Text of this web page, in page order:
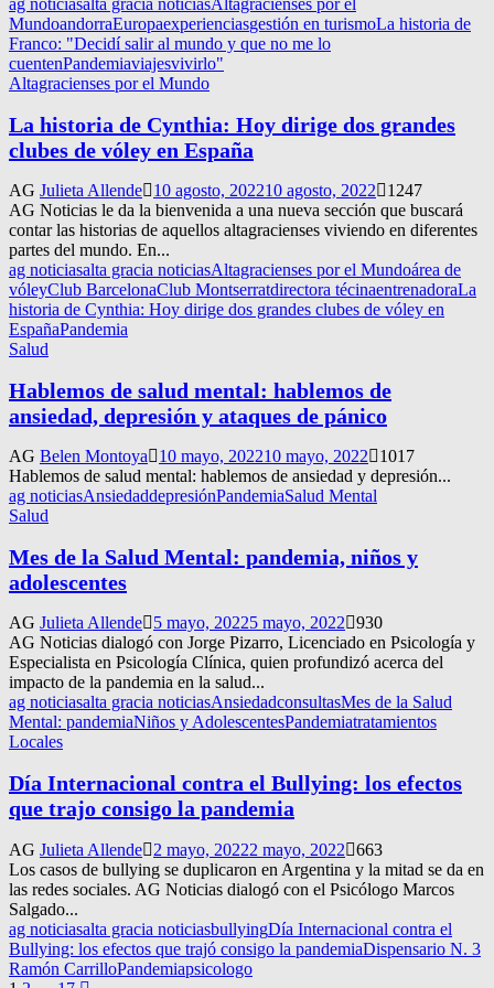
ag noticiasalta gracia noticiasAltagracienses por el
MundoandorraEuropaexperienciasgestión en turismoLa historia de
Franco: "Decidí salir al mundo y que no me lo
cuentenPandemiaviajesvivirlo"
Altagracienses por el Mundo
La historia de Cynthia: Hoy dirige dos grandes
clubes de vóley en España
AG Julieta Allende 10 agosto, 202210 agosto, 2022
1247
AG Noticias le da la bienvenida a una nueva sección que buscará
contar las historias de aquellos altagracienses viviendo en diferentes
partes del mundo. En...
ag noticiasalta gracia noticiasAltagracienses por el Mundoárea de
vóleyClub BarcelonaClub Montserratdirectora técinaentrenadoraLa
historia de Cynthia: Hoy dirige dos grandes clubes de vóley en
EspañaPandemia
Salud
Hablemos de salud mental: hablemos de
ansiedad, depresión y ataques de pánico
AG Belen Montoya 10 mayo, 202210 mayo, 2022
1017
Hablemos de salud mental: hablemos de ansiedad y depresión...
ag noticiasAnsiedaddepresiónPandemiaSalud Mental
Salud
Mes de la Salud Mental: pandemia, niños y
adolescentes
AG Julieta Allende 5 mayo, 20225 mayo, 2022 930
AG Noticias dialogó con Jorge Pizarro, Licenciado en Psicología y
Especialista en Psicología Clínica, quien profundizó acerca del
impacto de la pandemia en la salud...
ag noticiasalta gracia noticiasAnsiedadconsultasMes de la Salud
Mental: pandemiaNiños y AdolescentesPandemiatratamientos
Locales
Día Internacional contra el Bullying: los efectos
que trajo consigo la pandemia
AG Julieta Allende 2 mayo, 20222 mayo, 2022
663
Los casos de bullying se duplicaron en Argentina y la mitad se da en
las redes sociales. AG Noticias dialogó con el Psicólogo Marcos
Salgado...
ag noticiasalta gracia noticiasbullyingDía Internacional contra el
Bullying: los efectos que trajó consigo la pandemiaDispensario N. 3
Ramón CarrilloPandemiapsicologo